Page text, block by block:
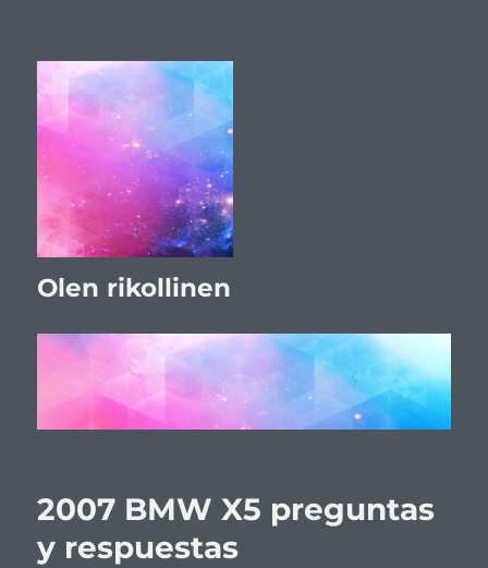
Olen rikollinen
2007 BMW X5 preguntas
y respuestas